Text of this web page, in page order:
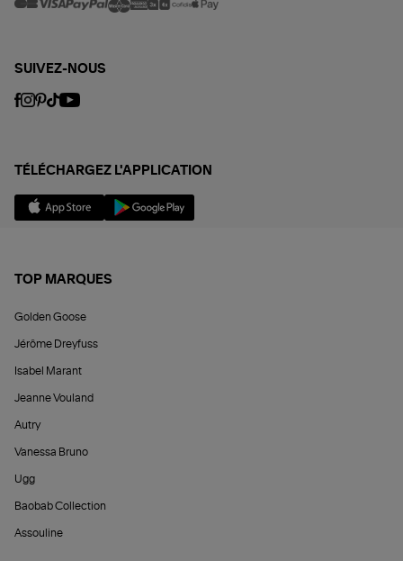
SUIVEZ-NOUS
TÉLÉCHARGEZ L'APPLICATION
TOP MARQUES
Golden Goose
Jérôme Dreyfuss
Isabel Marant
Jeanne Vouland
Autry
Vanessa Bruno
Ugg
Baobab Collection
Assouline